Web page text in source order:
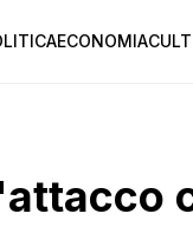
ECONOMIA